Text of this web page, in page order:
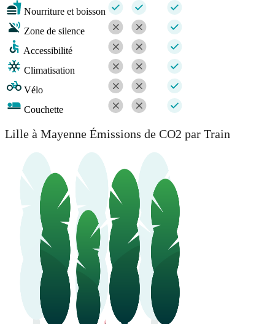
Nourriture et boisson
Zone de silence
Accessibilité
Climatisation
Vélo
Couchette
Lille à Mayenne Émissions de CO2 par Train